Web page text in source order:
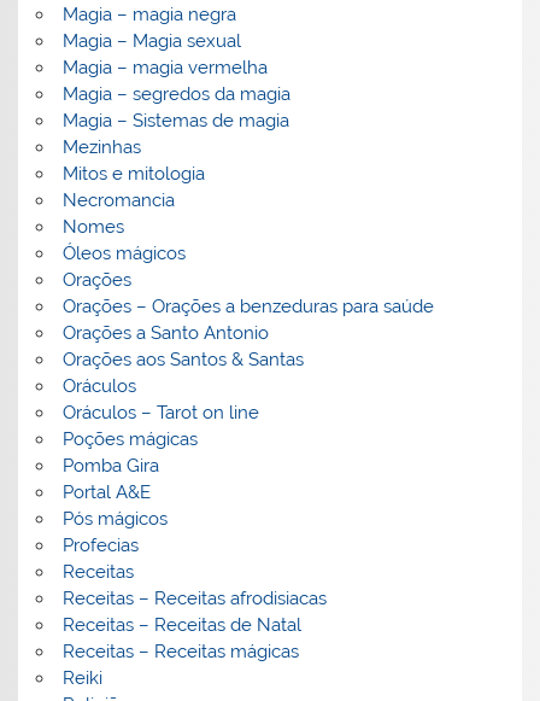
Magia – magia negra
Magia – Magia sexual
Magia – magia vermelha
Magia – segredos da magia
Magia – Sistemas de magia
Mezinhas
Mitos e mitologia
Necromancia
Nomes
Óleos mágicos
Orações
Orações – Orações a benzeduras para saúde
Orações a Santo Antonio
Orações aos Santos & Santas
Oráculos
Oráculos – Tarot on line
Poções mágicas
Pomba Gira
Portal A&E
Pós mágicos
Profecias
Receitas
Receitas – Receitas afrodisiacas
Receitas – Receitas de Natal
Receitas – Receitas mágicas
Reiki